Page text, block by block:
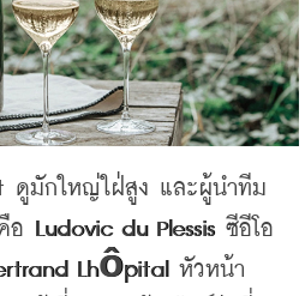
ดูมักใหญ่ใฝ่สูง และผู้นำทีม
อ Ludovic du Plessis ซีอีโอ
Lhôpital หัวหน้า